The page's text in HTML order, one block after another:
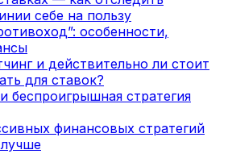
себе на пользу
особенности,
и действительно ли стоит
для ставок?
беспроигрышная стратегия
финансовых стратегий